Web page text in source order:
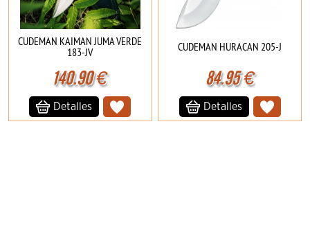
CUDEMAN KAIMAN JUMA VERDE
183-JV
140.90€
Detalles
CUDEMAN HURACAN 205-J
84.95€
Detalles